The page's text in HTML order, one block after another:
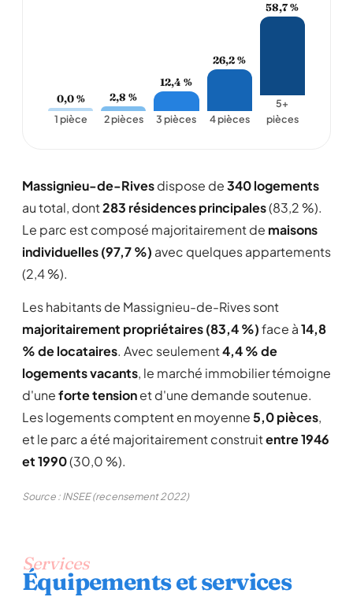
0,0 %
1 pièce
2,8 %
2 pièces
12,4 %
3 pièces
26,2 %
4 pièces
58,7 %
5+
pièces
Massignieu-de-Rivesdispose de340 logements
au total, dont283 résidences principales(83,2 %).
Le parc est composé majoritairement de maisons
individuelles (97,7 %) avec quelques appartements
(2,4 %).
Les habitants de Massignieu-de-Rives sont
majoritairement propriétaires (83,4 %)face à14,8
% de locataires. Avec seulement4,4 % de
logements vacants, le marché immobilier témoigne
d'uneforte tensionet d'une demande soutenue.
Les logements comptent en moyenne5,0 pièces,
et le parc a été majoritairement construitentre 1946
et 1990(30,0 %).
Source : INSEE (recensement 2022)
Services
Équipements et services